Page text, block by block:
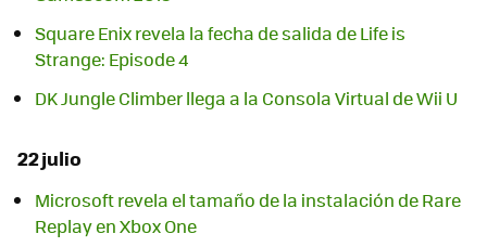
Square Enix revela la fecha de salida de Life is
Strange: Episode 4
DK Jungle Climber llega a la Consola Virtual de Wii U
22 julio
Microsoft revela el tamaño de la instalación de Rare
Replay en Xbox One